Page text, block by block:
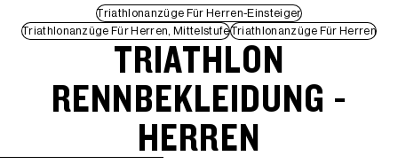
Triathlonanzüge Für Herren-Einsteiger
Triathlonanzüge Für Herren, MittelstufeTriathlonanzüge Für Herren
TRIATHLON
RENNBEKLEIDUNG -
HERREN
WEITER ZUR ERGEBNISLISTE